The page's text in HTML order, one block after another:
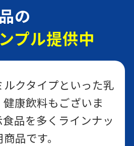
くする
ト
くする
ダスミルク 450ml
ら探す
から探す
の
プル提供中
クタイプといった乳
康飲料もございま
品を多くラインナッ
品です。